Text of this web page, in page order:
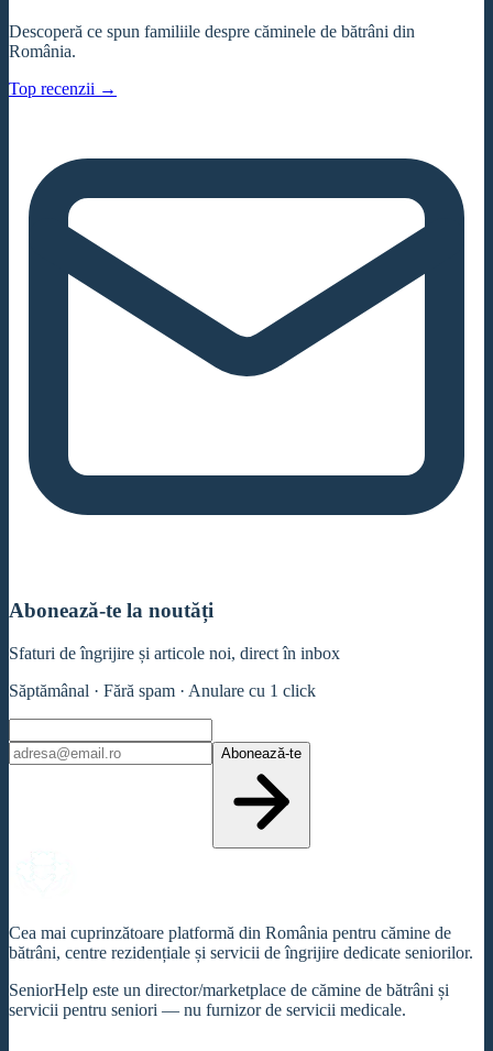
Descoperă ce spun familiile despre căminele de bătrâni din
România.
Top recenzii →
Abonează-te la noutăți
Sfaturi de îngrijire și articole noi, direct în inbox
Săptămânal · Fără spam · Anulare cu 1 click
Abonează-te
Cea mai cuprinzătoare platformă din România pentru cămine de
bătrâni, centre rezidențiale și servicii de îngrijire dedicate seniorilor.
SeniorHelp este un director/marketplace de cămine de bătrâni și
servicii pentru seniori — nu furnizor de servicii medicale.